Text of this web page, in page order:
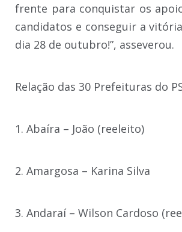
frente para conquistar os
candidatos e conseguir a
dia 28 de outubro!”, asseverou.
Relação das 30 Prefeituras do
1. Abaíra – João (reeleito)
2. Amargosa – Karina Silva
3. Andaraí – Wilson Cardoso